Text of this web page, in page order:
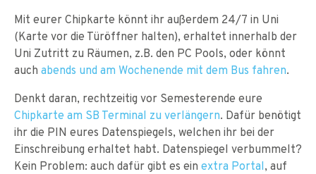
Mit eurer Chipkarte könnt ihr außerdem 24/7 in Uni
(Karte vor die Türöffner halten), erhaltet innerhalb der
Uni Zutritt zu Räumen, z.B. den PC Pools, oder könnt
auch abends und am Wochenende mit dem Bus fahren.
Denkt daran, rechtzeitig vor Semesterende eure
Chipkarte am SB Terminal zu verlängern. Dafür benötigt
ihr die PIN eures Datenspiegels, welchen ihr bei der
Einschreibung erhaltet habt. Datenspiegel verbummelt?
Kein Problem: auch dafür gibt es ein extra Portal, auf